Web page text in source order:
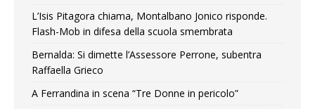
L’Isis Pitagora chiama, Montalbano Jonico risponde.
Flash-Mob in difesa della scuola smembrata
Bernalda: Si dimette l’Assessore Perrone, subentra
Raffaella Grieco
A Ferrandina in scena “Tre Donne in pericolo”